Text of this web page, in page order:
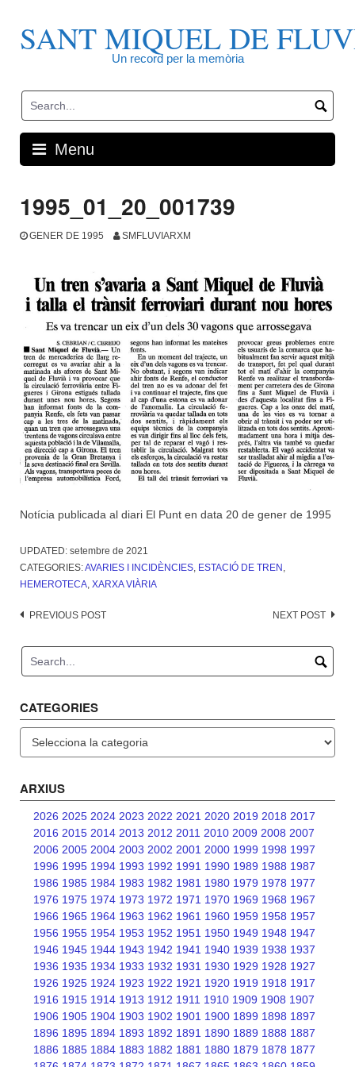
contentSANT MIQUEL DE
Un record per la memòria
Menu
1995_01_20_001739
GENER DE 1995 SMFLUVIARXM
Notícia publicada al diari El Punt en data 20 de gener de 1995
UPDATED: setembre de 2021
CATEGORIES:AVARIES I INCIDÈNCIES ESTACIÓ DE TREN
HEMEROTECA XARXA VIÀRIA
Post
PREVIOUS POST NEXT POST
CATEGORIES
Categories
ARXIUS
2026 2025 2024 2023 2022 2021 2020 2019 2018 2017
2016 2015 2014 2013 2012 2011 2010 2009 2008 2007
2006 2005 2004 2003 2002 2001 2000 1999 1998 1997
1996 1995 1994 1993 1992 1991 1990 1989 1988 1987
1986 1985 1984 1983 1982 1981 1980 1979 1978 1977
1976 1975 1974 1973 1972 1971 1970 1969 1968 1967
1966 1965 1964 1963 1962 1961 1960 1959 1958 1957
1956 1955 1954 1953 1952 1951 1950 1949 1948 1947
1946 1945 1944 1943 1942 1941 1940 1939 1938 1937
1936 1935 1934 1933 1932 1931 1930 1929 1928 1927
1926 1925 1924 1923 1922 1921 1920 1919 1918 1917
1916 1915 1914 1913 1912 1911 1910 1909 1908 1907
1906 1905 1904 1903 1902 1901 1900 1899 1898 1897
1896 1895 1894 1893 1892 1891 1890 1889 1888 1887
1886 1885 1884 1883 1882 1881 1880 1879 1878 1877